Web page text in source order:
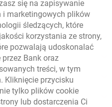
się na zapisywanie
marketingowych plików
śledzących, które
korzystania ze strony,
pozwalają udoskonalać
Bank oraz
treści, w tym
Kliknięcie przycisku
tylko plików cookie
lub dostarczenia Ci